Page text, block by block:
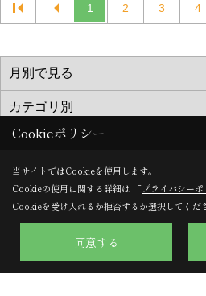
1 2 3 4
株式会社のぞみハウジング
〒617-0002
京都府向日市寺戸町向畑52-12
TEL：0120-57-0707/075-924-0707
Cookieポリシー
当サイトではCookieを使用します。
Cookieの使用に関する詳細は 「プライバシーポ
Cookieを受け入れるか拒否するか選択してくだ
同意する